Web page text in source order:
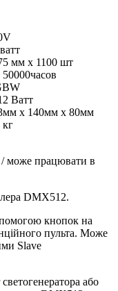
мм x 1100 шт
50000часов
Ватт
x 140мм x 80мм
кг
/ може працювати в
DMX512.
кнопок на
пульта. Може
Slave
або